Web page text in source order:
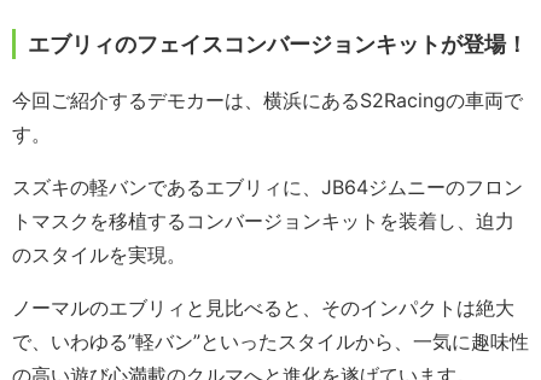
エブリィのフェイスコンバージョンキットが登場！
今回ご紹介するデモカーは、横浜にあるS2Racingの車両で
す。
スズキの軽バンであるエブリィに、JB64ジムニーのフロン
トマスクを移植するコンバージョンキットを装着し、迫力
のスタイルを実現。
ノーマルのエブリィと見比べると、そのインパクトは絶大
で、いわゆる”軽バン”といったスタイルから、一気に趣味性